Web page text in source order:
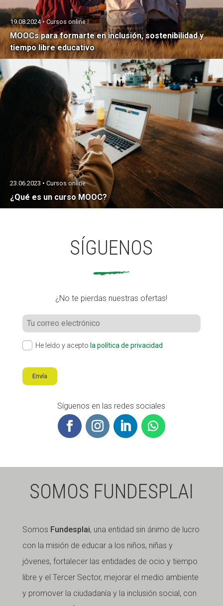
MOOCs para formarte en inclusión, sostenibilidad y
tiempo libre educativo
19.08.2024 • Cursos online
¿Qué es un curso MOOC?
23.06.2023 • Cursos online
SÍGUENOS
¿No te pierdas nuestras ofertas!
He leído y acepto la política de privacidad
Envía
Síguenos en las redes sociales
SOMOS FUNDESPLAI
Somos Fundesplai, una entidad sin ánimo de lucro
con la misión de educar a los niños, niñas y
jóvenes, fortalecer las entidades de ocio y tiempo
libre y el Tercer Sector, mejorar el medio ambiente
y promover la ciudadanía y la inclusión social, con